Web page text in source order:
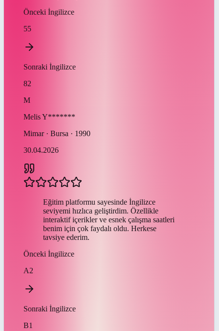
Önceki İngilizce
55
Sonraki İngilizce
82
M
MelisY*******
Mimar · Bursa · 1990
30.04.2026
Eğitim platformu sayesinde İngilizce
seviyemi hızlıca geliştirdim. Özellikle
interaktif içerikler ve esnek çalışma saatleri
benim için çok faydalı oldu. Herkese
tavsiye ederim.
Önceki İngilizce
A2
Sonraki İngilizce
B1